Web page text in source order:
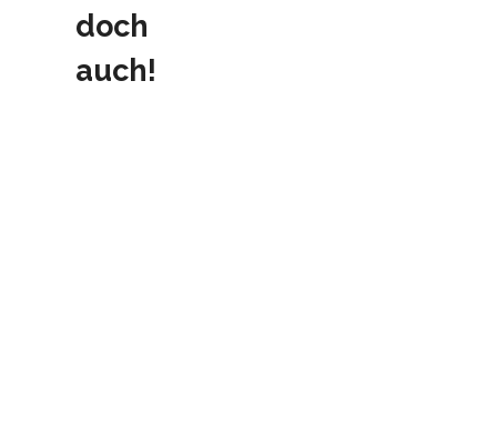
doch
auch!